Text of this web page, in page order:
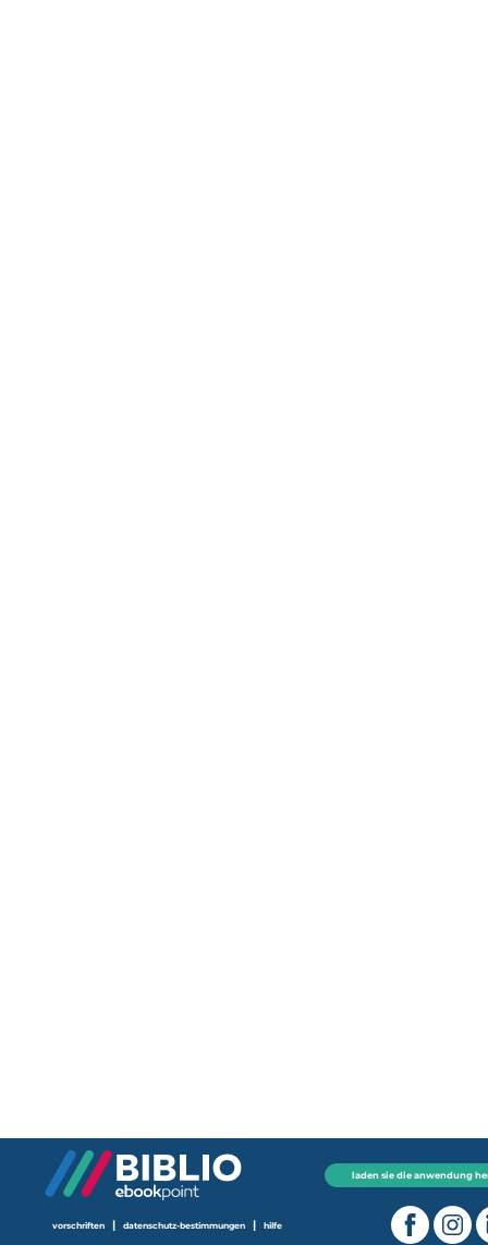
laden sie die anwendung
vorschriften | datenschutz-bestimmungen | hilfe